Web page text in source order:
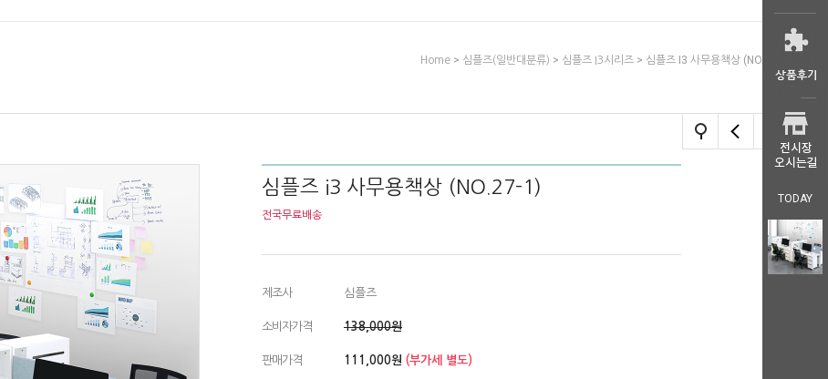
TODAY
Home > 심플즈(일반대분류) > 심플즈 I3시리즈 > 심플즈 I3 사무용책상 (NO.27-1)
심플즈 i3 사무용책상 (NO.27-1)
전국무료배송
제조사 심플즈
소비자가격 138,000원
판매가격 111,000원 (부가세 별도)